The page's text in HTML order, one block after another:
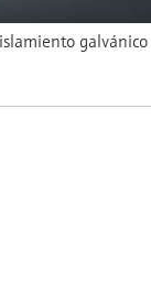
galvánico